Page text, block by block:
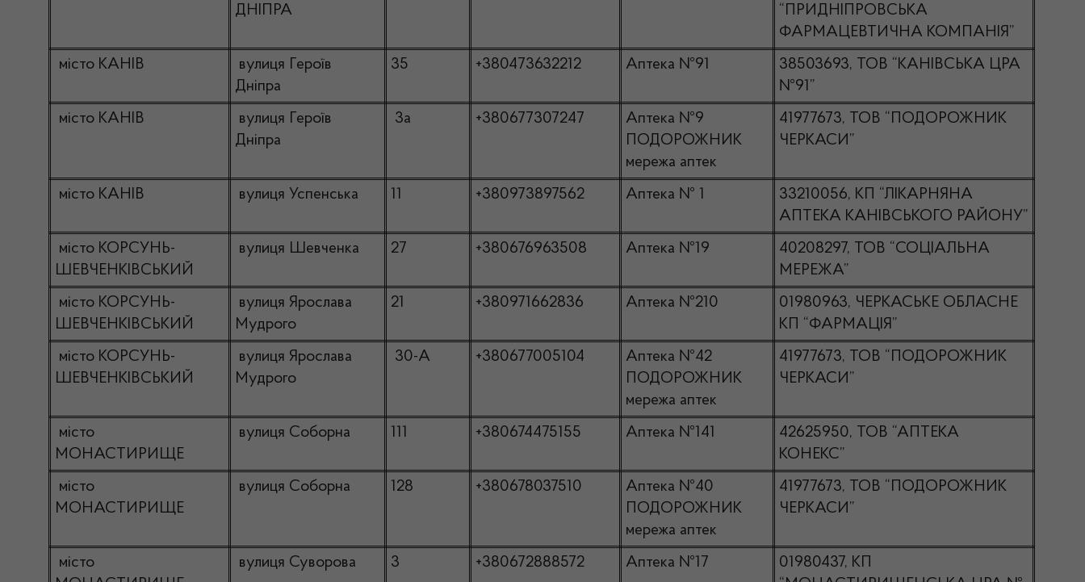
ДНІПРА
“ПРИДНІПРОВСЬКА
ФАРМАЦЕВТИЧНА КОМПАНІЯ”
місто КАНІВ
вулиця Героїв
Дніпра
35 +380473632212 Аптека №91
38503693, ТОВ “КАНІВСЬКА ЦРА
№91”
місто КАНІВ
вулиця Героїв
Дніпра
3а +380677307247
Аптека №9
ПОДОРОЖНИК
мережа аптек
41977673, ТОВ “ПОДОРОЖНИК
ЧЕРКАСИ”
місто КАНІВ вулиця Успенська 11 +380973897562 Аптека № 1
33210056, КП “ЛІКАРНЯНА
АПТЕКА КАНІВСЬКОГО РАЙОНУ”
місто КОРСУНЬ-
ШЕВЧЕНКІВСЬКИЙ
вулиця Шевченка 27 +380676963508 Аптека №19
40208297, ТОВ “СОЦІАЛЬНА
МЕРЕЖА”
місто КОРСУНЬ-
ШЕВЧЕНКІВСЬКИЙ
вулиця Ярослава
Мудрого
21 +380971662836 Аптека №210
01980963, ЧЕРКАСЬКЕ ОБЛАСНЕ
КП “ФАРМАЦІЯ”
місто КОРСУНЬ-
ШЕВЧЕНКІВСЬКИЙ
вулиця Ярослава
Мудрого
30-А +380677005104
Аптека №42
ПОДОРОЖНИК
мережа аптек
41977673, ТОВ “ПОДОРОЖНИК
ЧЕРКАСИ”
місто
МОНАСТИРИЩЕ
вулиця Соборна 111 +380674475155 Аптека №141
42625950, ТОВ “АПТЕКА
КОНЕКС”
місто
МОНАСТИРИЩЕ
вулиця Соборна 128 +380678037510
Аптека №40
ПОДОРОЖНИК
мережа аптек
41977673, ТОВ “ПОДОРОЖНИК
ЧЕРКАСИ”
місто
вулиця Суворова 3 +380672888572 Аптека №17
01980437, КП